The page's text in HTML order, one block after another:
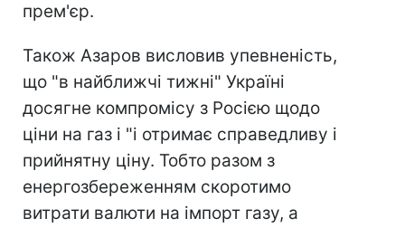
прем'єр.
Також Азаров висловив упевненість,
що "в найближчі тижні" Україні
досягне компромісу з Росією щодо
ціни на газ і "і отримає справедливу і
прийнятну ціну. Тобто разом з
енергозбереженням скоротимо
витрати валюти на імпорт газу, а